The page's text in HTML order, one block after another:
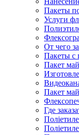
Пакеты
Услуги
От чего
Пакеты с
Пакет
Пакет
Где